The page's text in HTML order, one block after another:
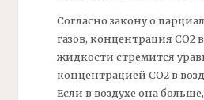
Согласно закону о
газов, концентрация СО2
жидкости стремится
концентрацией СО2 в
Если в воздухе она